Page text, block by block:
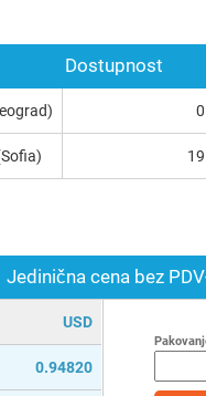
Jedinična cena bez
USD
0.94820
Dostupnost
0